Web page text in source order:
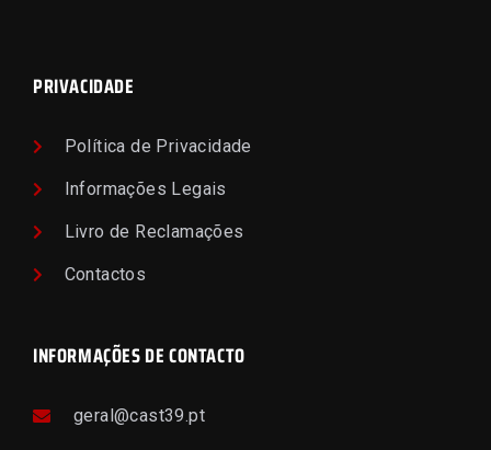
PRIVACIDADE
Política de Privacidade
Informações Legais
Livro de Reclamações
Contactos
INFORMAÇÕES DE CONTACTO
geral@cast39.pt